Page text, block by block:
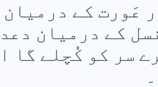
عَورت کے
کے درمیان
سر کو کُچلے گا